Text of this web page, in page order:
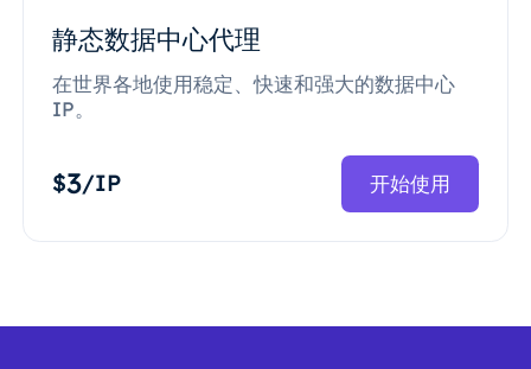
静态数据中心代理
在世界各地使用稳定、快速和强大的数据中心
IP。
$3/IP 开始使用